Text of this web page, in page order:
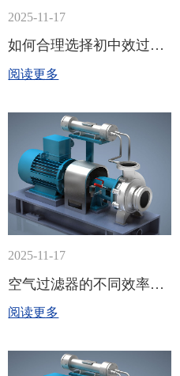
2025-11-17
如何合理选择初中效过滤器的效率？
阅读更多
2025-11-17
空气过滤器的不同效率表示方法
阅读更多